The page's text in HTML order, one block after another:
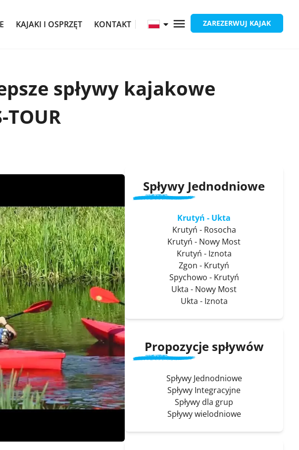
KAJAKI I OSPRZĘT KONTAKT ZAREZERWUJ KAJAK
spływy kajakowe
Spływy Jednodniowe
Krutyń - Ukta
Krutyń - Rosocha
Krutyń - Nowy Most
Krutyń - Iznota
Zgon - Krutyń
Spychowo - Krutyń
Ukta - Nowy Most
Ukta - Iznota
Propozycje spływów
Spływy Jednodniowe
Spływy Integracyjne
Spływy dla grup
Spływy wielodniowe